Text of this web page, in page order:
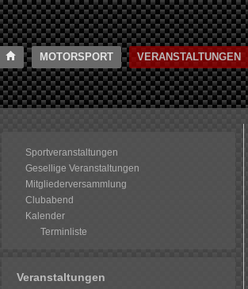
MOTORSPORT VERANSTALTUNGEN
Sportveranstaltungen
Gesellige Veranstaltungen
Mitgliederversammlung
Clubabend
Kalender
Terminliste
Veranstaltungen